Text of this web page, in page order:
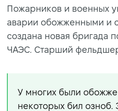
Пожарников и военных
аварии обожженными и
создана новая бригада
ЧАЭС. Старший
У многих были
некоторых бил